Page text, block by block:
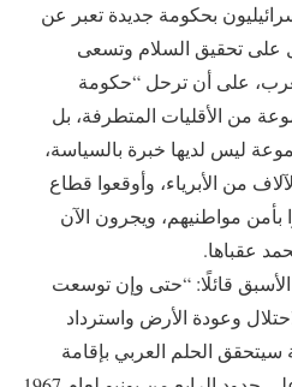
بحكومة جديدة تعبر عن
على تحقيق السلام وتسعى
على أن ترحل “حكومة
من الأقليات المتطرفة، بل
ليس لديها خبرة بالسياسة،
من الأبرياء، وأوقعوا قطاع
بأمن مواطنيهم، ويجرون الآن
عقباها.
قائلًا: “حتى وإن توسعت
وعودة الأرض واسترداد
الحلم العربي بإقامة